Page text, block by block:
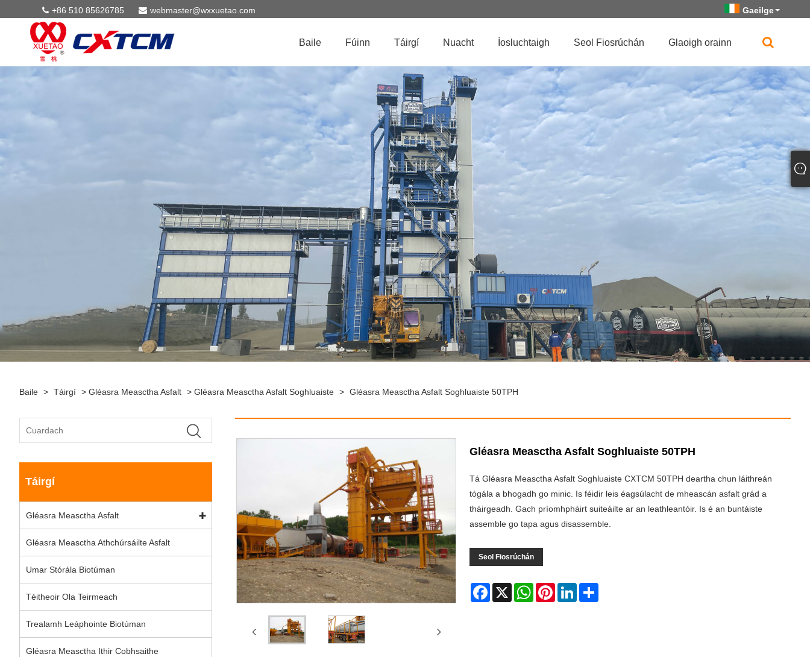
+86 510 85626785 webmaster@wxxuetao.com Gaeilge
Baile Fúinn Táirgí Nuacht Íosluchtaigh Seol Fiosrúchán Glaoigh orainn
Baile > Táirgí > Gléasra Measctha Asfalt > Gléasra Measctha Asfalt Soghluaiste > Gléasra Measctha Asfalt Soghluaiste 50TPH
Táirgí
Gléasra Measctha Asfalt
Gléasra Measctha Athchúrsáilte Asfalt
Umar Stórála Biotúman
Téitheoir Ola Teirmeach
Trealamh Leáphointe Biotúman
Gléasra Measctha Ithir Cobhsaithe
Gléasra Measctha Asfalt Soghluaiste 50TPH
Tá Gléasra Measctha Asfalt Soghluaiste CXTCM 50TPH deartha chun láithreán
tógála a bhogadh go minic. Is féidir leis éagsúlacht de mheascán asfalt grád a
tháirgeadh. Gach príomhpháirt suiteáilte ar an leathleantóir. Is é an buntáiste
assemble go tapa agus disassemble.
Seol Fiosrúchán
Facebook
X WhatsAppPinterestLinkedIn